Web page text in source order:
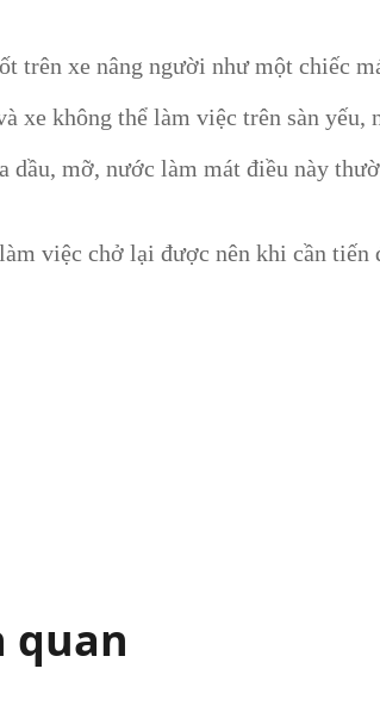
trên xe nâng người như một chiếc
không thể làm việc trên sàn yếu,
mỡ, nước làm mát điều này
việc chở lại được nên khi cần tiến
quan